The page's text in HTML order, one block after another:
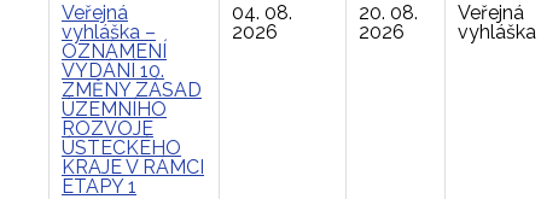
Veřejná
vyhláška –
OZNÁMENÍ
VYDÁNÍ 10.
ZMĚNY ZÁSAD
ÚZEMNÍHO
ROZVOJE
ÚSTECKÉHO
KRAJE V RÁMCI
ETAPY 1
04. 08.
2026
20. 08.
2026
Veřejná
vyhláška